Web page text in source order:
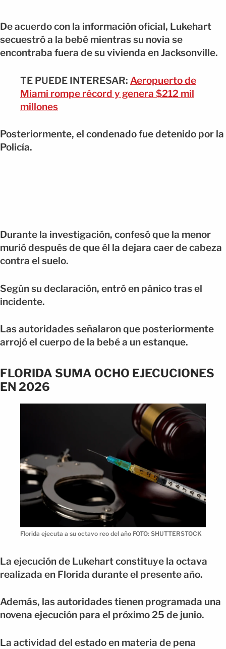
De acuerdo con la información oficial, Lukehart
secuestró a la bebé mientras su novia se
encontraba fuera de su vivienda en Jacksonville.
TE PUEDE INTERESAR: Aeropuerto de
Miami rompe récord y genera $212 mil
millones
Posteriormente, el condenado fue detenido por la
Policía.
Durante la investigación, confesó que la menor
murió después de que él la dejara caer de cabeza
contra el suelo.
Según su declaración, entró en pánico tras el
incidente.
Las autoridades señalaron que posteriormente
arrojó el cuerpo de la bebé a un estanque.
FLORIDA SUMA OCHO EJECUCIONES
EN 2026
Florida ejecuta a su octavo reo del año FOTO: SHUTTERSTOCK
La ejecución de Lukehart constituye la octava
realizada en Florida durante el presente año.
Además, las autoridades tienen programada una
novena ejecución para el próximo 25 de junio.
La actividad del estado en materia de pena